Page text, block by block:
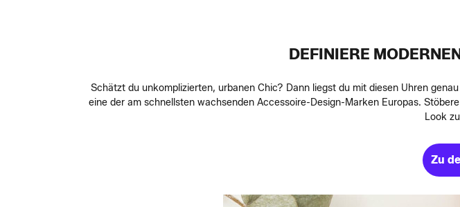
DEFINIERE
Schätzt du unkomplizierten, urbanen Chic? Dann liegst du mit diesen Uhren
eine der am schnellsten wachsenden Accessoire-Design-Marken Europas.
Look
Zu